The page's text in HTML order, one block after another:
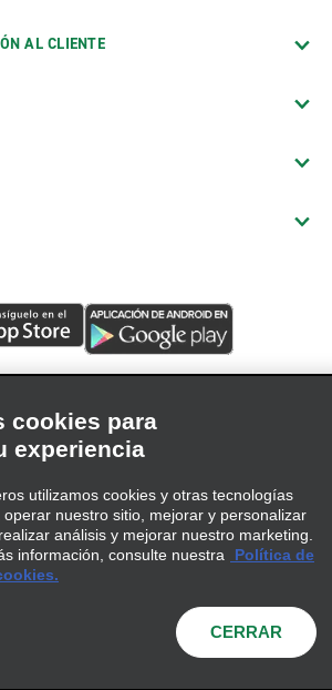
AL CLIENTE
de uso
Política de privacidad
Inc. Todos los derechos
cookies para
experiencia
utilizamos cookies y otras tecnologías
operar nuestro sitio, mejorar y personalizar
análisis y mejorar nuestro marketing.
información, consulte nuestra
Política de
CERRAR